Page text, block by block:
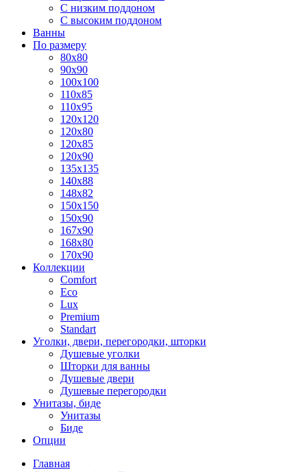
С низким поддоном
С высоким поддоном
Ванны
По размеру
80x80
90x90
100x100
110x85
110x95
120x120
120x80
120x85
120x90
135x135
140x88
148x82
150x150
150x90
167x90
168x80
170x90
Коллекции
Comfort
Eco
Lux
Premium
Standart
Уголки, двери, перегородки, шторки
Душевые уголки
Шторки для ванны
Душевые двери
Душевые перегородки
Унитазы, биде
Унитазы
Биде
Опции
Главная